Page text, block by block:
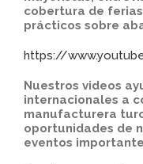
cobertura de
prácticos sobre
https://
Nuestros videos
internacionales a
manufacturera
oportunidades de
eventos